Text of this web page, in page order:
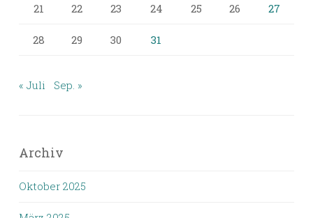
21 22 23 24 25 26 27
28 29 30 31
« Juli Sep. »
Archiv
Oktober 2025